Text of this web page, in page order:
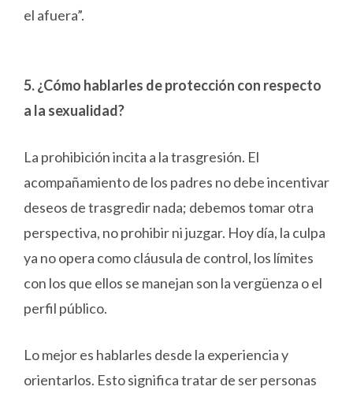
el afuera”.
5. ¿Cómo hablarles de protección con respecto
a la sexualidad?
La prohibición incita a la trasgresión. El
acompañamiento de los padres no debe incentivar
deseos de trasgredir nada; debemos tomar otra
perspectiva, no prohibir ni juzgar. Hoy día, la culpa
ya no opera como cláusula de control, los límites
con los que ellos se manejan son la vergüenza o el
perfil público.
Lo mejor es hablarles desde la experiencia y
orientarlos. Esto significa tratar de ser personas